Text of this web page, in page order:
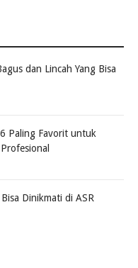
dan Lincah Yang Bisa
Paling Favorit untuk
Dinikmati di ASR